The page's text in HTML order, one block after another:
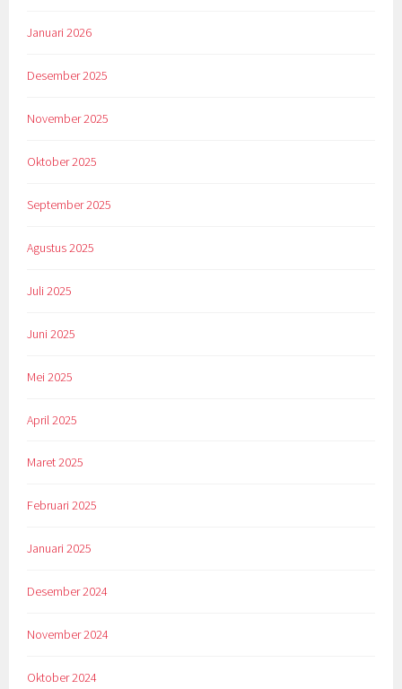
Januari 2026
Desember 2025
November 2025
Oktober 2025
September 2025
Agustus 2025
Juli 2025
Juni 2025
Mei 2025
April 2025
Maret 2025
Februari 2025
Januari 2025
Desember 2024
November 2024
Oktober 2024